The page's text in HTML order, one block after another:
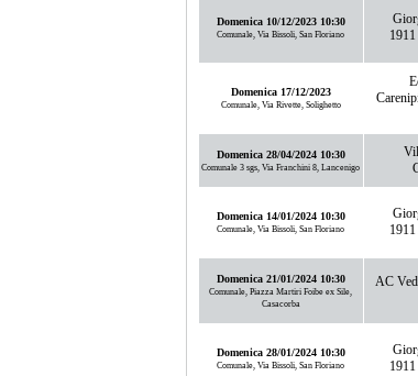
Domenica 10/12/2023 10:30
Comunale, Via Bissoli, San Floriano
Domenica 17/12/2023
Comunale, Via Rivette, Solighetto
Domenica 28/04/2024 10:30
Comunale 3 sgs, Via Franchini 8, Lancenigo
Domenica 14/01/2024 10:30
Comunale, Via Bissoli, San Floriano
Domenica 21/01/2024 10:30
Comunale, Piazza Martiri Foibe ex Sile,
Casacorba
AC
Domenica 28/01/2024 10:30
Comunale, Via Bissoli, San Floriano